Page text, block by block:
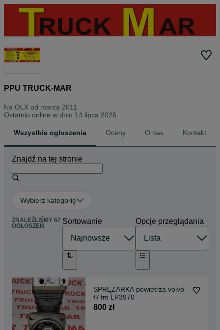
PPU TRUCK-MAR
Na OLX od marca 2011
Ostatnio online w dniu 14 lipca 2026
Wszystkie ogłoszenia Oceny O nas Kontakt
Znajdź na tej stronie
Wybierz kategorię
ZNALEŹLIŚMY 67
OGŁOSZEŃ
Sortowanie Opcje przeglądania
SPRĘŻARKA powietrza volvo
fl/ fm LP3970
800 zł